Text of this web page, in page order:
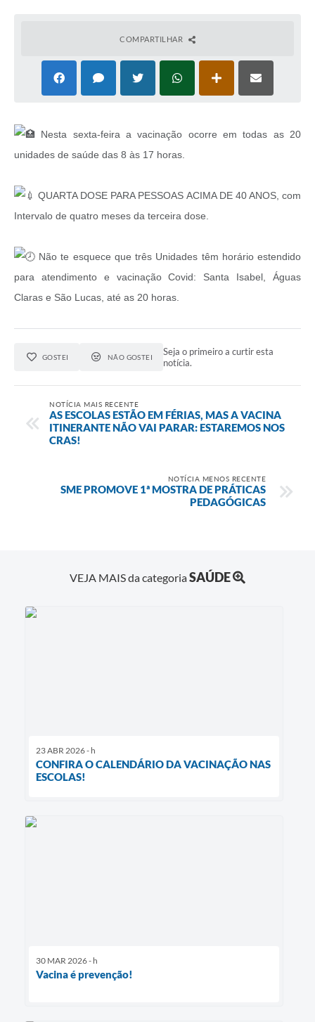
COMPARTILHAR
Nesta sexta-feira a vacinação ocorre em todas as 20
unidades de saúde das 8 às 17 horas.
QUARTA DOSE PARA PESSOAS ACIMA DE 40 ANOS, com
Intervalo de quatro meses da terceira dose.
Não te esquece que três Unidades têm horário estendido
para atendimento e vacinação Covid: Santa Isabel, Águas
Claras e São Lucas, até as 20 horas.
GOSTEI NÃO GOSTEI
Seja o primeiro a curtir esta
notícia.
NOTÍCIA MAIS RECENTE
AS ESCOLAS ESTÃO EM FÉRIAS, MAS A VACINA
ITINERANTE NÃO VAI PARAR: ESTAREMOS NOS
CRAS!
NOTÍCIA MENOS RECENTE
SME PROMOVE 1ª MOSTRA DE PRÁTICAS
PEDAGÓGICAS
VEJA MAIS da categoriaSAÚDE
23 ABR 2026 - h
CONFIRA O CALENDÁRIO DA VACINAÇÃO NAS
ESCOLAS!
30 MAR 2026 - h
Vacina é prevenção!